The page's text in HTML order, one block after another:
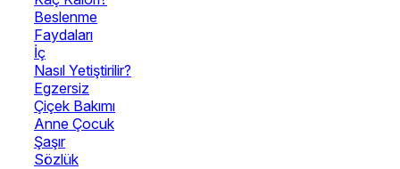
Beslenme
Faydaları
İç
Nasıl Yetiştirilir?
Egzersiz
Çiçek Bakımı
Anne Çocuk
Şaşır
Sözlük